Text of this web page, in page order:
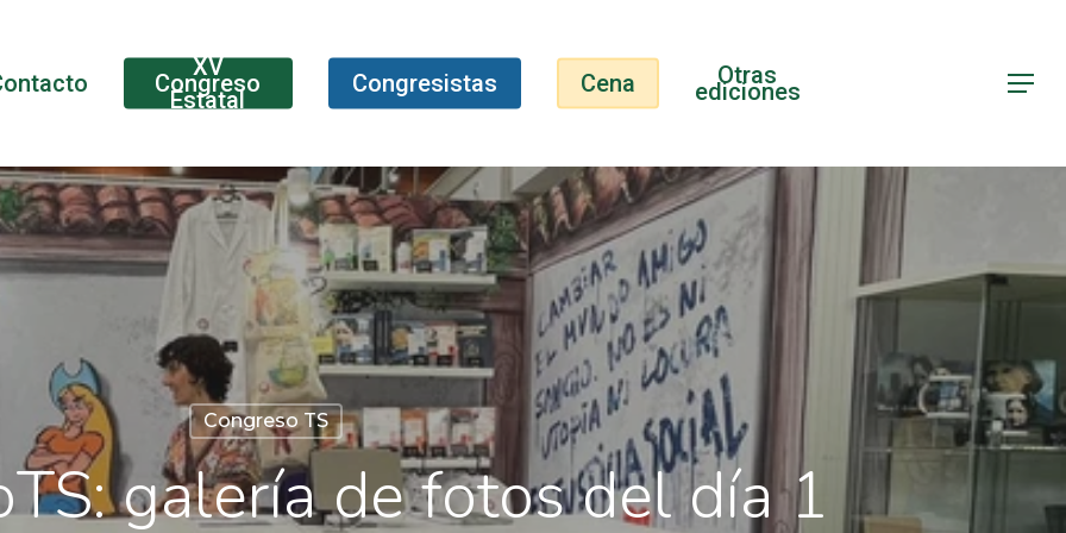
XV
Congreso
Estatal
Congresistas Cena Otras
ediciones Menu
Congreso TS
galería de fotos del día 1